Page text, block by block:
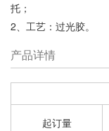
托；
2、工艺：过光胶。
产品详情
起订量